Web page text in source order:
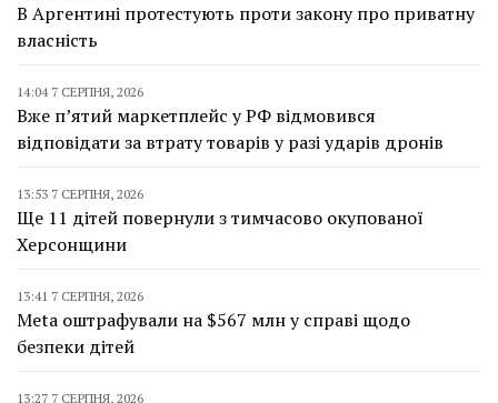
В Аргентині протестують проти закону про приватну
власність
14:04 7 СЕРПНЯ, 2026
Вже п’ятий маркетплейс у РФ відмовився
відповідати за втрату товарів у разі ударів дронів
13:53 7 СЕРПНЯ, 2026
Ще 11 дітей повернули з тимчасово окупованої
Херсонщини
13:41 7 СЕРПНЯ, 2026
Meta оштрафували на $567 млн у справі щодо
безпеки дітей
13:27 7 СЕРПНЯ, 2026